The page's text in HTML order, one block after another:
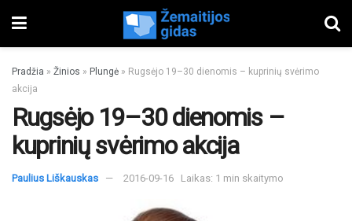
Pradžia » Žinios » Plungė » Rugsėjo 19–30 dienomis – kuprinių svėrimo
akcija
Rugsėjo 19–30 dienomis –
kuprinių svėrimo akcija
Paulius Liškauskas 2016-09-16 Laikas: 1 min skaitymo